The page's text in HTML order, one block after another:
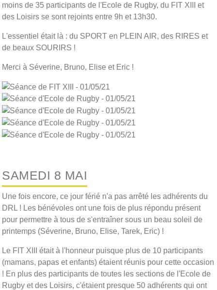
moins de 35 participants de l'Ecole de Rugby, du FIT XIII et
des Loisirs se sont rejoints entre 9h et 13h30.
L'essentiel était là : du SPORT en PLEIN AIR, des RIRES et
de beaux SOURIRS !
Merci à Séverine, Bruno, Elise et Eric !
SAMEDI 8 MAI
Une fois encore, ce jour férié n'a pas arrêté les adhérents du
DRL ! Les bénévoles ont une fois de plus répondu présent
pour permettre à tous de s'entraîner sous un beau soleil de
printemps (Séverine, Bruno, Elise, Tarek, Eric) !
Le FIT XIII était à l'honneur puisque plus de 10 participants
(mamans, papas et enfants) étaient réunis pour cette occasion
! En plus des participants de toutes les sections de l'Ecole de
Rugby et des Loisirs, c'étaient presque 50 adhérents qui ont